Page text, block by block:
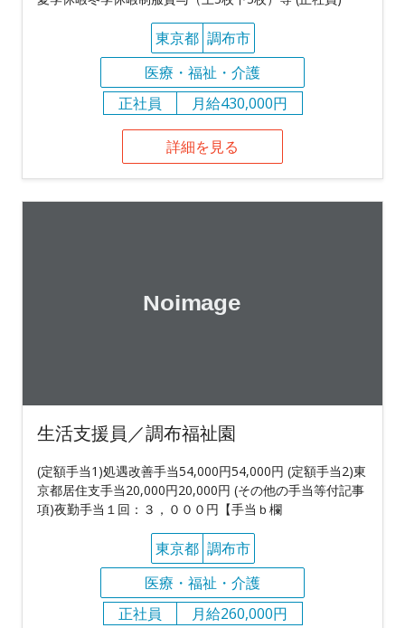
東京都 調布市
医療・福祉・介護
正社員
月給430,000円
詳細を見る
生活支援員／調布福祉園
(定額手当1)処遇改善手当54,000円54,000円 (定額手当2)東
京都居住支手当20,000円20,000円 (その他の手当等付記事
項)夜勤手当１回：３，０００円【手当ｂ欄
東京都 調布市
医療・福祉・介護
正社員
月給260,000円